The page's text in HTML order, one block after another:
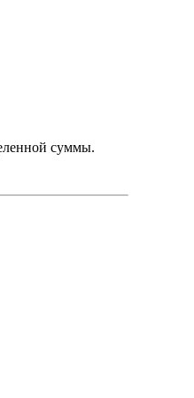
суммы.